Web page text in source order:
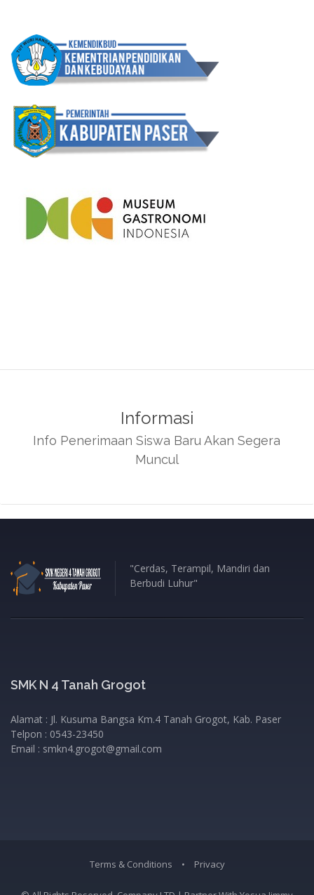
Informasi
Info Penerimaan Siswa Baru Akan Segera
Muncul
"Cerdas, Terampil, Mandiri dan
Berbudi Luhur"
SMK N 4 Tanah Grogot
Alamat : Jl. Kusuma Bangsa Km.4 Tanah Grogot, Kab. Paser
Telpon : 0543-23450
Email : smkn4.grogot@gmail.com
Terms & Conditions • Privacy